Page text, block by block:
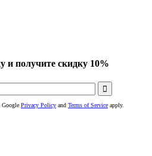
и получите скидку 10%

Google Privacy Policy and Terms of Service apply.